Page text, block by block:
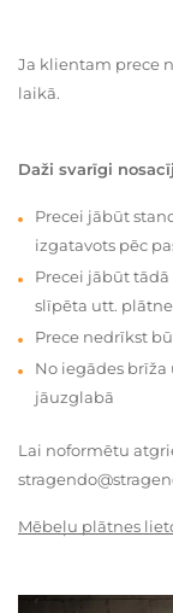
Ja klientam prece
laikā.
Daži svarīgi
Precei jābūt
izgatavots pēc
Precei jābūt tādā
slīpēta utt.
Prece nedrīkst
No iegādes
jāuzglabā
Lai noformētu
Mēbeļu plātnes